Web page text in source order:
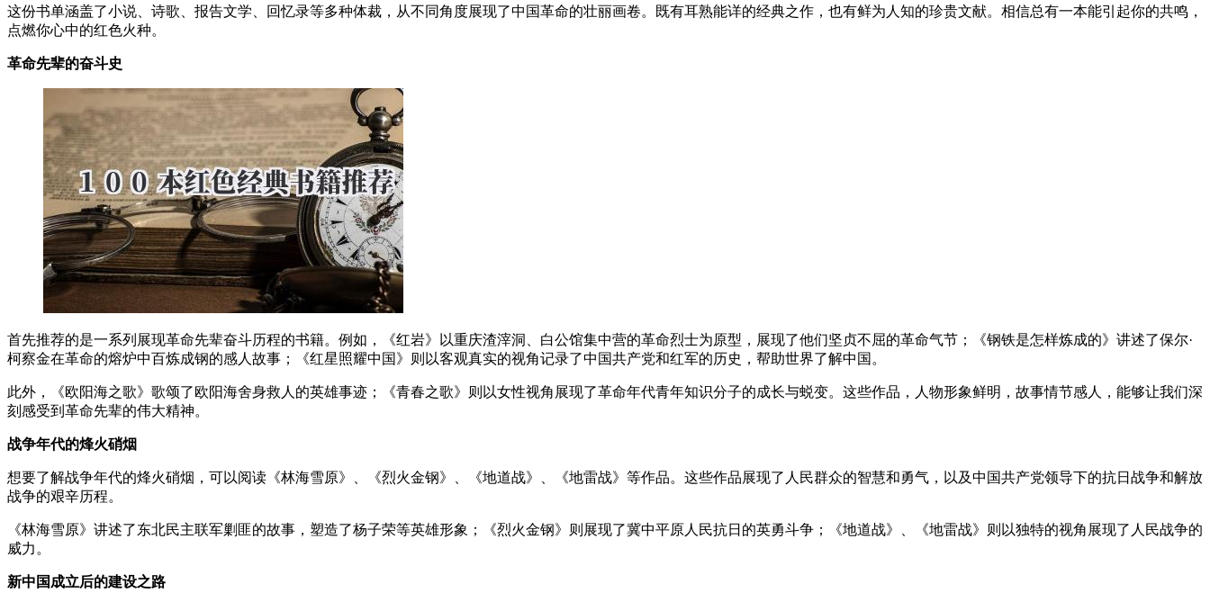
这份书单涵盖了小说、诗歌、报告文学、回忆录等多种体裁，从不同角度展现了中国革命的壮丽画卷。既有耳熟能详的经典之作，也有鲜为人知的珍贵文献。相信总有一本能引起你的共鸣，
点燃你心中的红色火种。
革命先辈的奋斗史
首先推荐的是一系列展现革命先辈奋斗历程的书籍。例如，《红岩》以重庆渣滓洞、白公馆集中营的革命烈士为原型，展现了他们坚贞不屈的革命气节；《钢铁是怎样炼成的》讲述了保尔·
柯察金在革命的熔炉中百炼成钢的感人故事；《红星照耀中国》则以客观真实的视角记录了中国共产党和红军的历史，帮助世界了解中国。
此外，《欧阳海之歌》歌颂了欧阳海舍身救人的英雄事迹；《青春之歌》则以女性视角展现了革命年代青年知识分子的成长与蜕变。这些作品，人物形象鲜明，故事情节感人，能够让我们深
刻感受到革命先辈的伟大精神。
战争年代的烽火硝烟
想要了解战争年代的烽火硝烟，可以阅读《林海雪原》、《烈火金钢》、《地道战》、《地雷战》等作品。这些作品展现了人民群众的智慧和勇气，以及中国共产党领导下的抗日战争和解放
战争的艰辛历程。
《林海雪原》讲述了东北民主联军剿匪的故事，塑造了杨子荣等英雄形象；《烈火金钢》则展现了冀中平原人民抗日的英勇斗争；《地道战》、《地雷战》则以独特的视角展现了人民战争的
威力。
新中国成立后的建设之路